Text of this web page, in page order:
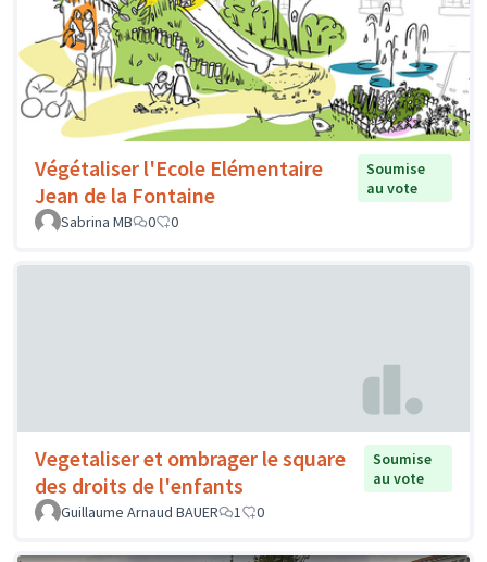
Végétaliser l'Ecole Elémentaire
Jean de la Fontaine
Soumise
au vote
Sabrina MB
0 0
Vegetaliser et ombrager le square
des droits de l'enfants
Soumise
au vote
Guillaume Arnaud BAUER
1 0